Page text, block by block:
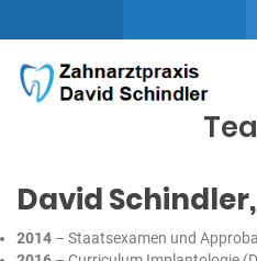
David
2014 – Staatsexamen und